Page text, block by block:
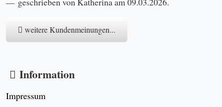
geschrieben von Katherina am 09.03.2026.
weitere Kundenmeinungen...
Information
Impressum